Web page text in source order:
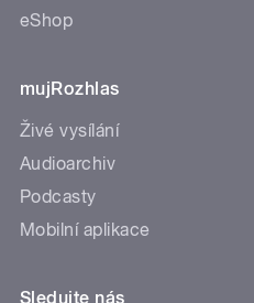
eShop
mujRozhlas
Živé vysílání
Audioarchiv
Podcasty
Mobilní aplikace
Sledujte nás